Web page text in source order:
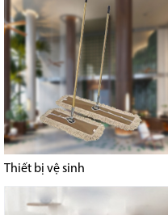
Thiết bị vệ sinh